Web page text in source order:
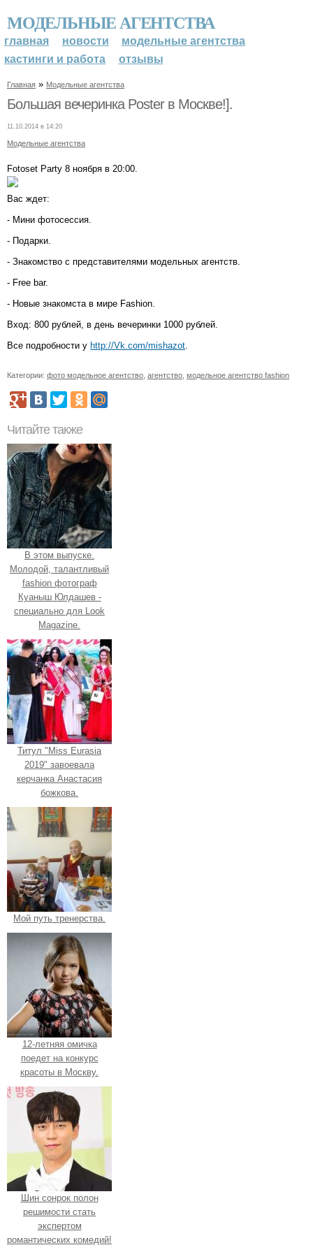
МОДЕЛЬНЫЕ АГЕНТСТВА
главная новости
модельные агентства
кастинги и работа
отзывы
Главная » Модельные агентства
Большая вечеринка Poster в Москве!].
11.10.2014 в 14:20
Модельные агентства
Fotoset Party 8 ноября в 20:00.
Вас ждет:
- Мини фотосессия.
- Подарки.
- Знакомство с представителями модельных агентств.
- Free bar.
- Новые знакомста в мире Fashion.
Вход: 800 рублей, в день вечеринки 1000 рублей.
Все подробности у http://Vk.com/mishazot
Категории: фото модельное агентство агентство модельное агентство fashion
Читайте также
В этом выпуске.
Молодой, талантливый
fashion фотограф
Куаныш Юлдашев -
специально для Look
Magazine.
Титул "Miss Eurasia
2019" завоевала
керчанка Анастасия
божкова.
Мой путь тренерства.
12-летняя омичка
поедет на конкурс
красоты в Москву.
Шин сонрок полон
решимости стать
экспертом
романтических комедий!